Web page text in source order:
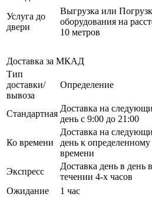
Услуга до
двери
Выгрузка или
оборудования на
10 метров
Доставка за МКАД
Тип
доставки/
вывоза
Определение
Стандартная
Доставка на
день с 9:00 до 21:00
Ко времени
Доставка на
день к определенному
времени
Экспресс
Доставка день в день в
течении 4-х часов
Ожидание
1 час